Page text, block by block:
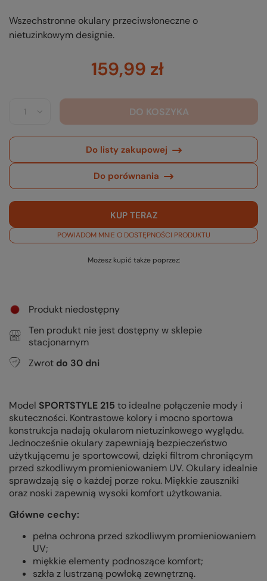
Wszechstronne okulary przeciwsłoneczne o
nietuzinkowym designie.
159,99 zł
DO KOSZYKA
Do listy zakupowej
Do porównania
KUP TERAZ
POWIADOM MNIE O DOSTĘPNOŚCI PRODUKTU
Możesz kupić także poprzez:
Produkt niedostępny
Ten produkt nie jest dostępny w sklepie
stacjonarnym
Zwrot do 30 dni
Model SPORTSTYLE 215 to idealne połączenie mody i
skuteczności. Kontrastowe kolory i mocno sportowa
konstrukcja nadają okularom nietuzinkowego wyglądu.
Jednocześnie okulary zapewniają bezpieczeństwo
użytkującemu je sportowcowi, dzięki filtrom chroniącym
przed szkodliwym promieniowaniem UV. Okulary idealnie
sprawdzają się o każdej porze roku. Miękkie zauszniki
oraz noski zapewnią wysoki komfort użytkowania.
Główne cechy:
pełna ochrona przed szkodliwym promieniowaniem
UV;
miękkie elementy podnoszące komfort;
szkła z lustrzaną powłoką zewnętrzną.